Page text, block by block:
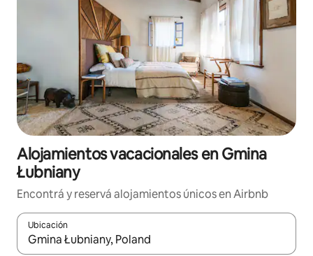
Alojamientos vacacionales en Gmina
Łubniany
Encontrá y reservá alojamientos únicos en Airbnb
Ubicación
Cuando los resultados estén disponibles, navegá con las